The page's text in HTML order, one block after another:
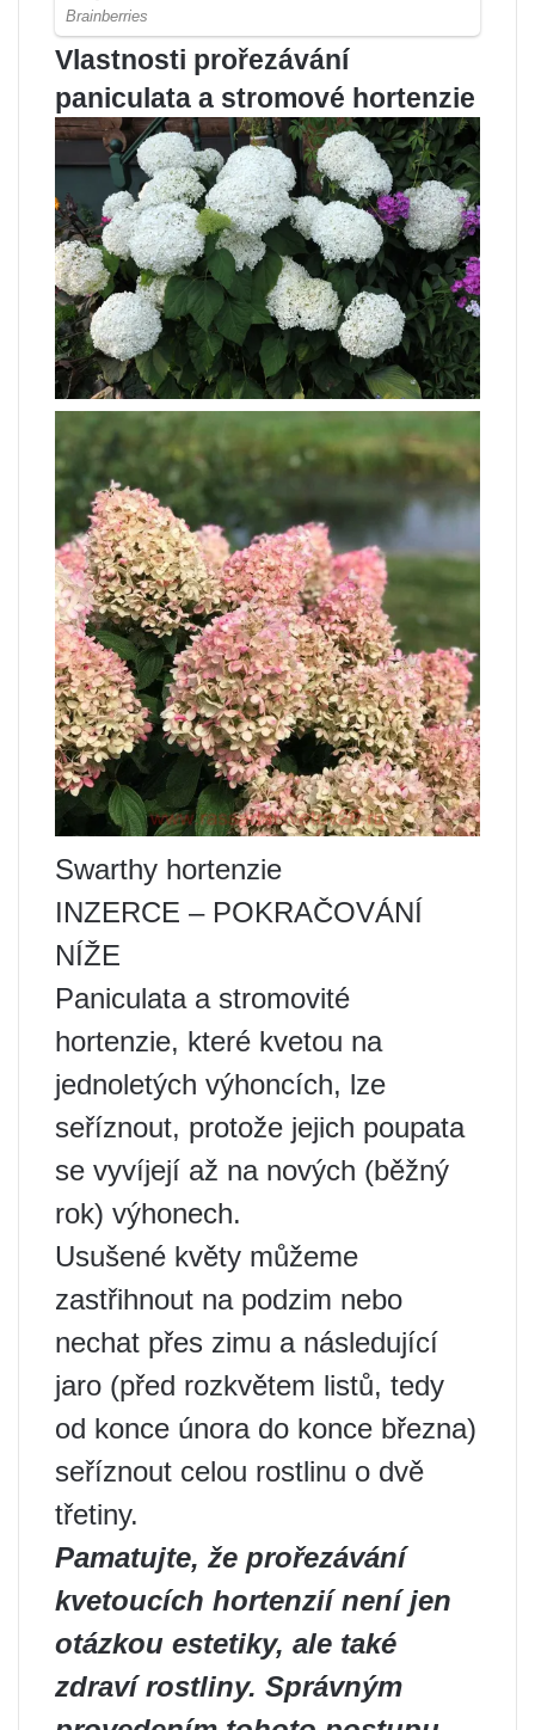
Vlastnosti prořezávání
paniculata a stromové hortenzie
Swarthy hortenzie
INZERCE – POKRAČOVÁNÍ
NÍŽE
Paniculata a stromovité
hortenzie, které kvetou na
jednoletých výhoncích, lze
seříznout, protože jejich poupata
se vyvíjejí až na nových (běžný
rok) výhonech.
Usušené květy můžeme
zastřihnout na podzim nebo
nechat přes zimu a následující
jaro (před rozkvětem listů, tedy
od konce února do konce března)
seříznout celou rostlinu o dvě
třetiny.
Pamatujte, že prořezávání
kvetoucích hortenzií není jen
otázkou estetiky, ale také
zdraví rostliny. Správným